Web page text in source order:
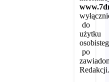
do
użytku
po